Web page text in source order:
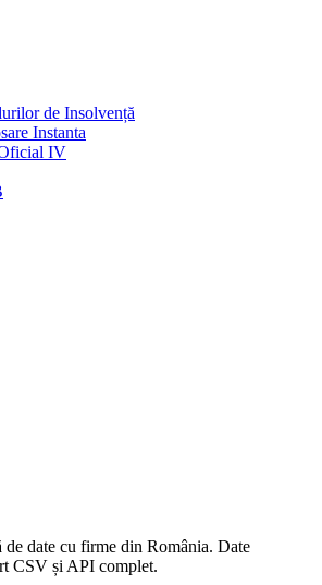
de Insolvență
Instanta
IV
de date cu firme din România. Date
CSV și API complet.